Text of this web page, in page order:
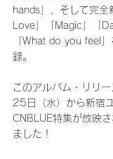
hands」、そして完全
Love」「Magic」「
「What do you feel
録。
このアルバム・リリ
25日（水）から新宿
CNBLUE特集が放映
ました！